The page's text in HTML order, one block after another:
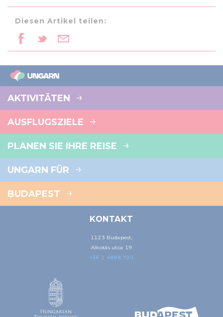
Diesen Artikel teilen:
AKTIVITÄTEN
AUSFLUGSZIELE
PLANEN SIE IHRE REISE
UNGARN FÜR
BUDAPEST
KONTAKT
1123 Budapest,
Alkotás utca 19
+36 1 4888 700